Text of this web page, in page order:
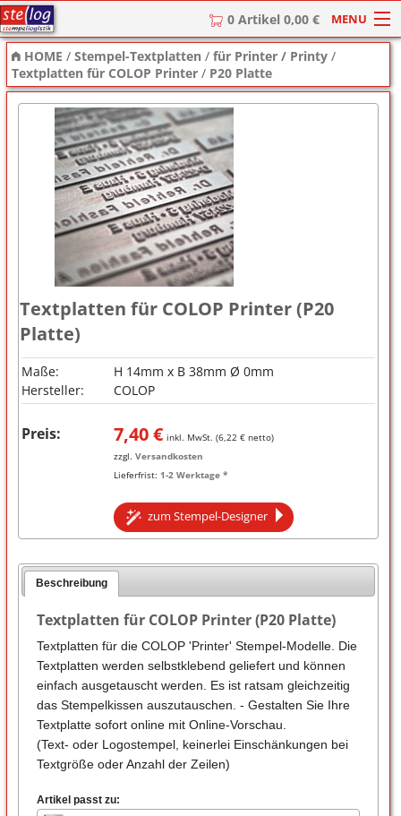
0 Artikel 0,00 € MENU
HOME
Stempel
Stempel-Textplatten
Stempelzubehör
HOME /Stempel-Textplatten /für Printer / Printy /
Textplatten für COLOP Printer / P20 Platte
Textplatten für COLOP Printer (P20
Platte)
Maße:
H 14mm x B 38mm Ø 0mm
Hersteller:
COLOP
Preis: 7,40€ inkl. MwSt. (6,22€ netto)
zzgl. Versandkosten
Lieferfrist: 1-2 Werktage *
zum Stempel-Designer
Beschreibung
Textplatten für COLOP Printer (P20 Platte)
Textplatten für die COLOP 'Printer' Stempel-Modelle. Die
Textplatten werden selbstklebend geliefert und können
einfach ausgetauscht werden. Es ist ratsam gleichzeitig
das Stempelkissen auszutauschen. - Gestalten Sie Ihre
Textplatte sofort online mit Online-Vorschau.
(Text- oder Logostempel, keinerlei Einschänkungen bei
Textgröße oder Anzahl der Zeilen)
Artikel passt zu: